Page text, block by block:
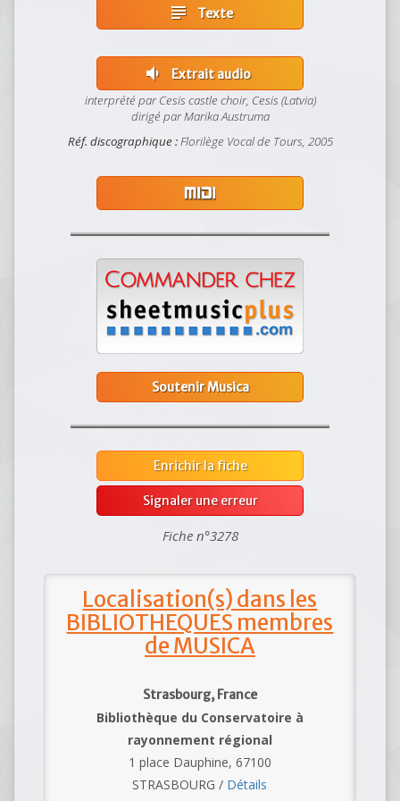
subject Texte
volume_down
Extrait audio
interprété par Cesis castle choir, Cesis (Latvia)
dirigé par Marika Austruma
Réf. discographique :Florilège Vocal de Tours, 2005
Soutenir Musica
Enrichir la fiche
Signaler une erreur
Fiche n°3278
Localisation(s) dans les
BIBLIOTHEQUES membres
de MUSICA
Strasbourg, France
Bibliothèque du Conservatoire à
rayonnement régional
1 place Dauphine, 67100
STRASBOURG / Détails